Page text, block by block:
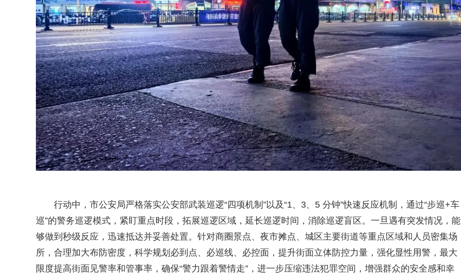
行动中，市公安局严格落实公安部武装巡逻“四项机制”以及“1、3、5 分钟”快速反应机制，通过“步巡+车
巡”的警务巡逻模式，紧盯重点时段，拓展巡逻区域，延长巡逻时间，消除巡逻盲区。一旦遇有突发情况，能
够做到秒级反应，迅速抵达并妥善处置。针对商圈景点、夜市摊点、城区主要街道等重点区域和人员密集场
所，合理加大布防密度，科学规划必到点、必巡线、必控面，提升街面立体防控力量，强化显性用警，最大
限度提高街面见警率和管事率，确保“警力跟着警情走”，进一步压缩违法犯罪空间，增强群众的安全感和幸